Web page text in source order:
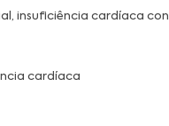
insuficiência cardíaca
cardíaca